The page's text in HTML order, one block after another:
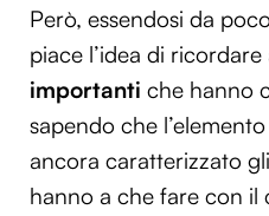
Però, essendosi da
piace l’idea di ricordare
importanti che hanno
sapendo che
ancora caratterizzato
hanno a che fare con il